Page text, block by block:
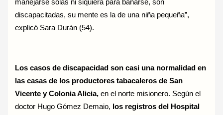
manejarse solas ni siquiera para bañarse, son
discapacitadas, su mente es la de una niña pequeña”,
explicó Sara Durán (54).
Los casos de discapacidad son casi una normalidad en
las casas de los productores tabacaleros de San
Vicente y Colonia Alicia, en el norte misionero. Según el
doctor Hugo Gómez Demaio, los registros del Hospital